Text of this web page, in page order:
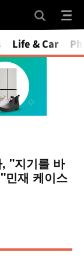
Mute
Life & Car
"지기를 바
민재 케이스